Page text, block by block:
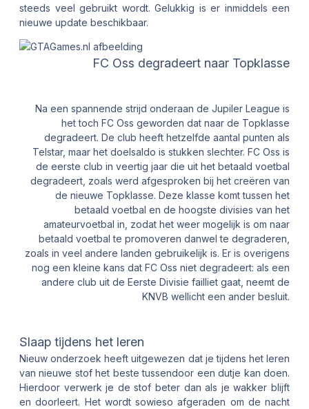
steeds veel gebruikt wordt. Gelukkig is er inmiddels een
nieuwe update beschikbaar.
FC Oss degradeert naar Topklasse
Na een spannende strijd onderaan de Jupiler League is
het toch FC Oss geworden dat naar de Topklasse
degradeert. De club heeft hetzelfde aantal punten als
Telstar, maar het doelsaldo is stukken slechter. FC Oss is
de eerste club in veertig jaar die uit het betaald voetbal
degradeert, zoals werd afgesproken bij het creëren van
de nieuwe Topklasse. Deze klasse komt tussen het
betaald voetbal en de hoogste divisies van het
amateurvoetbal in, zodat het weer mogelijk is om naar
betaald voetbal te promoveren danwel te degraderen,
zoals in veel andere landen gebruikelijk is. Er is overigens
nog een kleine kans dat FC Oss niet degradeert: als een
andere club uit de Eerste Divisie failliet gaat, neemt de
KNVB wellicht een ander besluit.
Slaap tijdens het leren
Nieuw onderzoek heeft uitgewezen dat je tijdens het leren
van nieuwe stof het beste tussendoor een dutje kan doen.
Hierdoor verwerk je de stof beter dan als je wakker blijft
en doorleert. Het wordt sowieso afgeraden om de nacht